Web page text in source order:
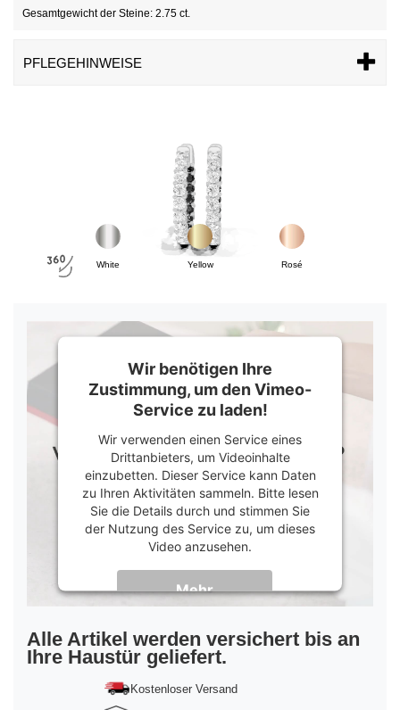
Gesamtgewicht der Steine: 2.75 ct.
PFLEGEHINWEISE
White Rosé
Yellow
Wir benötigen Ihre
Zustimmung, um den Vimeo-
Service zu laden!
Wir verwenden einen Service eines
Drittanbieters, um Videoinhalte
einzubetten. Dieser Service kann Daten
zu Ihren Aktivitäten sammeln. Bitte lesen
Sie die Details durch und stimmen Sie
der Nutzung des Service zu, um dieses
Video anzusehen.
Mehr
Informationen
Akzeptieren
powered byUsercentrics Consent
Management Platform&Trusted Shops
Alle Artikel werden versichert bis an
Ihre Haustür geliefert.
Kostenloser Versand